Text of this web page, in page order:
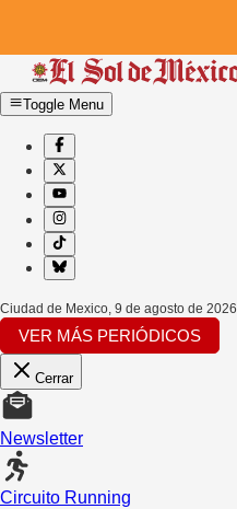
Toggle Menu
Ciudad de Mexico, 9 de agosto de 2026
VER MÁS PERIÓDICOS
Cerrar
Newsletter
Circuito Running